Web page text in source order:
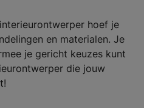
hoef je
en materialen. Je
je gericht keuzes kunt
die jouw